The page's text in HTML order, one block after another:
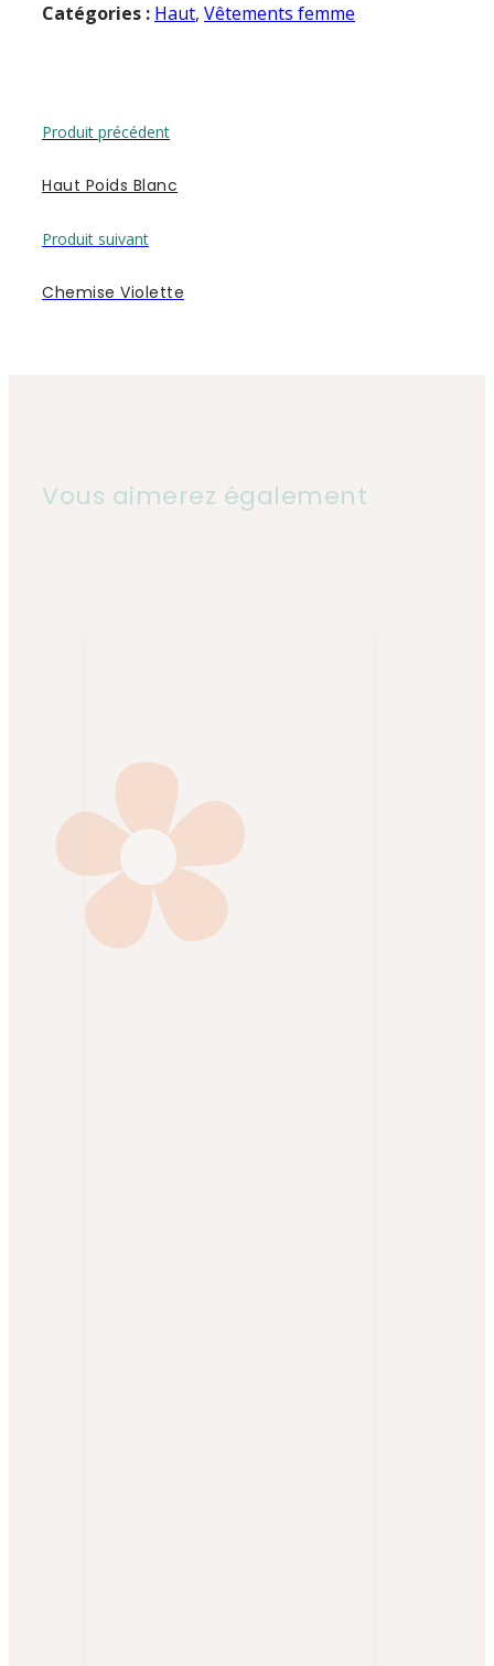
Catégories : Haut, Vêtements femme
Produit précédent
Haut Poids Blanc
Produit suivant
Chemise Violette
Vous aimerez également